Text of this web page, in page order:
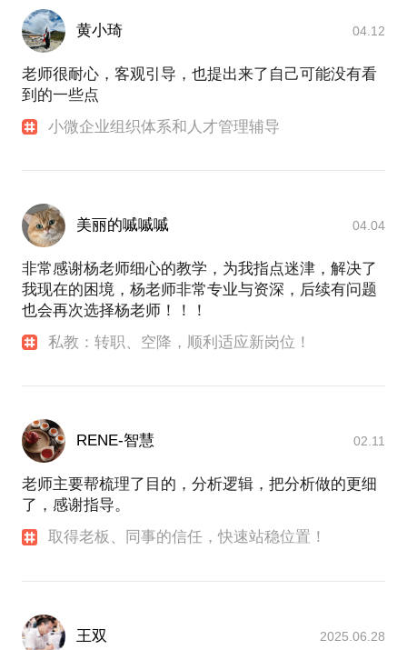
策略：根据目标、组织基础和可掌握的资源，针对性
的制订策略，如人才引进、战略性激励、微管理、系
统流程搭建等。采用一些标准化模板，再结合行业、
组织、业务特点进行优化，和老板、核心骨干和关键
员工达成一致。
持组织人力资源管理能力生根发芽。
辅导：帮助企业的中高管适应快速变化的角色，建立
良好的管理和人际习惯，管理好情绪，培养领导力，
承担起组织赋予的责任，最终达成组织的期望，并和
组织其他团队、本团队下属一起高效合作、共同成
长。
互信配合、服务提升等方面的专项培训，帮助员工提
升自我认知、敬业度和工作能力。
我带来很大的幸福感，善行善行之。我把我的经验提
炼成为知识模型，通过“在行”分享给学员，促进学
员“知行合一”。学员可以通过学习和复制经验模型，
较快较好的获得价值提升和进步！
【我的话题可以帮你解决这些问题】：
2. 每个人都会遇到纠结和内心的冲突，越是重要的位
置、关键的时刻越是如此。破解心结，改善灰度，扩
大格局。学习如何建立职业信任、如何达成公司和上
级的预期、如何在新的角色位置上站稳脚跟。
3. 明确职业目标、定位和方向，掌握规划、选择的方
法，解决就业、求职问题。
4. 了解职业沟通的规则，交流管理沟通的理念，学习
我在话题相关领域，有这些独特经历：
我所从事的行业是专业人力资源服务；职业规划、员
工发展是我生活中切身体验和研究兴趣的结合点；服
务产品的管理和模式创新，O2O服务的前端和后端运
营，B端客户的内外部需求，服务项目管理，这些是
务企业、顶级服务商，FESCO，高级产品经理、产品
部创立者；全国民营规模第一人力资源服务品牌，智
黄小琦 04.12
老师很耐心，客观引导，也提出来了自己可能没有看
到的一些点
小微企业组织体系和人才管理辅导
美丽的嘁嘁嘁 04.04
非常感谢杨老师细心的教学，为我指点迷津，解决了
我现在的困境，杨老师非常专业与资深，后续有问题
也会再次选择杨老师！！！
私教：转职、空降，顺利适应新岗位！
RENE-智慧 02.11
老师主要帮梳理了目的，分析逻辑，把分析做的更细
了，感谢指导。
取得老板、同事的信任，快速站稳位置！
王双 2025.06.28